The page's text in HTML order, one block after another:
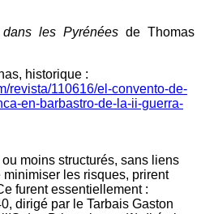
les Pyrénées de Thomas
historique :
revista/110616/el-convento-de-
en-barbastro-de-la-ii-guerra-
moins structurés, sans liens
les risques, prirent
furent essentiellement :
dirigé par le Tarbais Gaston